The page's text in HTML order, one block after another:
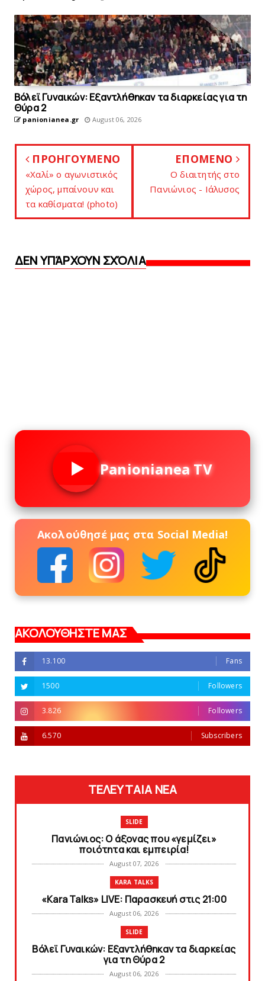
Bόλεϊ Γυναικών: Εξαντλήθηκαν τα διαρκείας για τη
Θύρα 2
panionianea.gr August 06, 2026
ΠΡΟΗΓΟΥΜΕΝΟ
«Xαλί» o αγωνιστικός
χώρος, μπαίνουν και
τα καθίσματα! (photo)
ΕΠΟΜΕΝΟ
O διαιτητής στο
Πανιώνιος - Ιάλυσος
ΔΕΝ ΥΠΆΡΧΟΥΝ ΣΧΌΛΙΑ
Panionianea TV
Ακολούθησέ μας στα Social Media!
ΑΚΟΛΟΥΘΗΣΤΕ ΜΑΣ
13.100 Fans
1500 Followers
3.826 Followers
6.570 Subscribers
ΤΕΛΕΥΤΑΙΑ ΝΕΑ
SLIDE
Πανιώνιος: O άξονας που «γεμίζει»
ποιότητα και εμπειρία!
August 07, 2026
KARA TALKS
«Kara Talks» LIVE: Παρασκευή στις 21:00
August 06, 2026
SLIDE
Bόλεϊ Γυναικών: Εξαντλήθηκαν τα διαρκείας
για τη Θύρα 2
August 06, 2026